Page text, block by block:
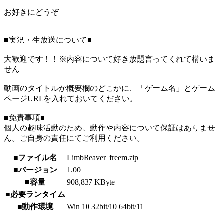
お好きにどうぞ
■実況・生放送について■
大歓迎です！！※内容について好き放題言ってくれて構いま
せん
動画のタイトルか概要欄のどこかに、「ゲーム名」とゲーム
ページURLを入れておいてください。
■免責事項■
個人の趣味活動のため、動作や内容について保証はありませ
ん。ご自身の責任にてご利用ください。
■ファイル名
LimbReaver_freem.zip
■バージョン
1.00
■容量
908,837 KByte
■必要ランタイム
■動作環境
Win 10 32bit/10 64bit/11